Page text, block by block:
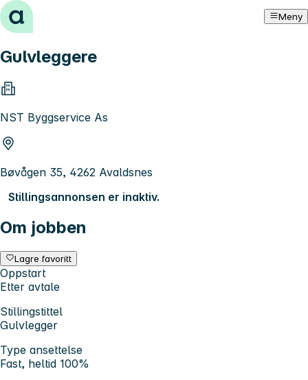
Hopp til innhold Meny
Gulvleggere
NST Byggservice As
Bøvågen 35, 4262 Avaldsnes
Stillingsannonsen er inaktiv.
Om jobben
Lagre favoritt
Oppstart
Etter avtale
Stillingstittel
Gulvlegger
Type ansettelse
Fast, heltid 100%